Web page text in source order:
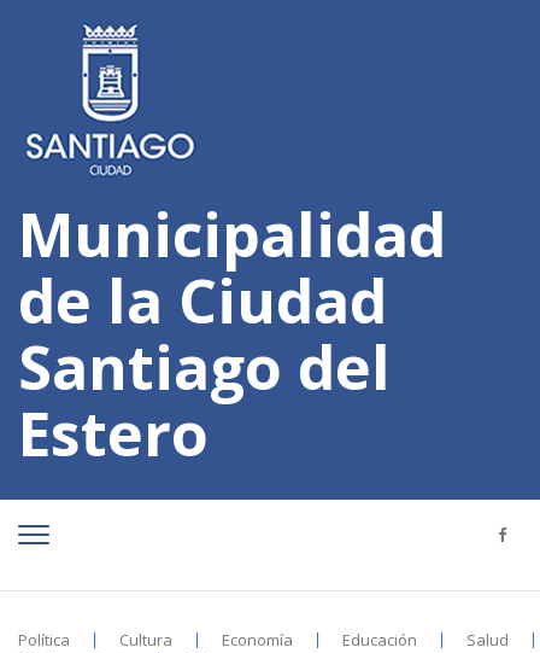
Municipalidad
de la Ciudad
Santiago del
Estero
Política Cultura Economía Educación
Salud